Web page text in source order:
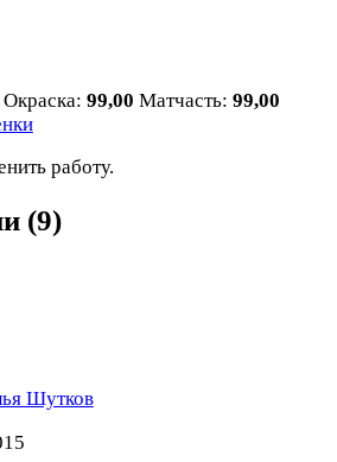
Окраска: 99,00 Матчасть: 99,00
работу.
(9)
Шутков